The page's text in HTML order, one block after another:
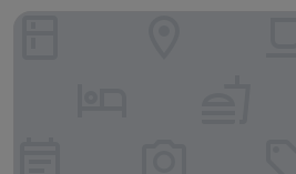
Yakushima Green Hotel